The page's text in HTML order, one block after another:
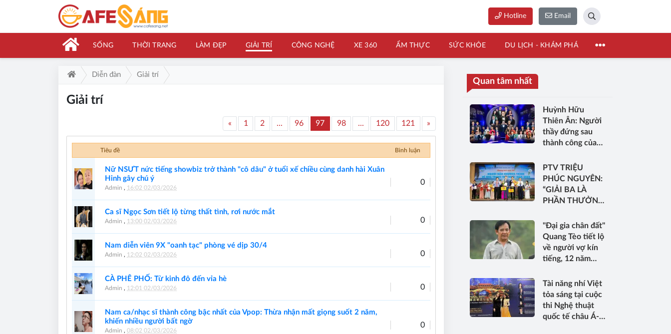
Hotline Email
SỐNG THỜI TRANG LÀM ĐẸP GIẢI TRÍ CÔNG NGHỆ XE 360 ẨM THỰC SỨC KHỎE DU LỊCH - KHÁM PHÁ
Diễn đàn Giải trí
Giải trí
« 1 2 ... 96 97 98 ... 120 121 »
Tiêu đề Bình luận
Nữ NSƯT nức tiếng showbiz trở thành "cô dâu" ở tuổi xế chiều cùng danh hài Xuân
Hinh gây chú ý
Admin , 16:02 02/03/2026
0
Ca sĩ Ngọc Sơn tiết lộ từng thất tình, rơi nước mắt
Admin , 13:00 02/03/2026 0
Nam diễn viên 9X "oanh tạc" phòng vé dịp 30/4
Admin , 12:02 02/03/2026 0
CÀ PHÊ PHỐ: Từ kinh đô đến vỉa hè
Admin , 12:01 02/03/2026 0
Nam ca/nhạc sĩ thành công bậc nhất của Vpop: Thừa nhận mất giọng suốt 2 năm,
khiến nhiều người bất ngờ
Admin , 08:02 02/03/2026
0
Quan tâm nhất
Huỳnh Hữu
Thiên Ân: Người
thầy đứng sau
thành công của
PTV TRIỆU
PHÚC NGUYÊN:
“GIẢI BA LÀ
PHẦN THƯỞNG
GẮNG VÀ ĐỘNG
LỰC ĐỂ PHẤN
ĐẤU TỐT HƠN”
"Đại gia chân đất"
Quang Tèo tiết lộ
về người vợ kín
tiếng, 12 năm
có con
Tài năng nhí Việt
tỏa sáng tại cuộc
thi Nghệ thuật
quốc tế châu Á-